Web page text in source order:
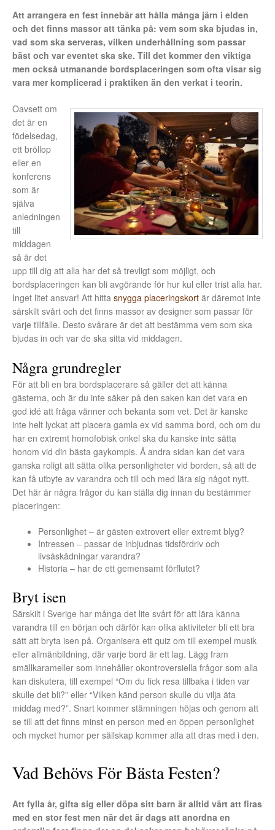
Att arrangera en fest innebär att hålla många järn i elden
och det finns massor att tänka på: vem som ska bjudas in,
vad som ska serveras, vilken underhållning som passar
bäst och var eventet ska ske. Till det kommer den viktiga
men också utmanande bordsplaceringen som ofta visar sig
vara mer komplicerad i praktiken än den verkat i teorin.
Oavsett om
det är en
födelsedag,
ett bröllop
eller en
konferens
som är
själva
anledningen
till
middagen
så är det
upp till dig att alla har det så trevligt som möjligt, och
bordsplaceringen kan bli avgörande för hur kul eller trist alla har.
Inget litet ansvar! Att hitta snygga placeringskort är däremot inte
särskilt svårt och det finns massor av designer som passar för
varje tillfälle. Desto svårare är det att bestämma vem som ska
bjudas in och var de ska sitta vid middagen.
Några grundregler
För att bli en bra bordsplacerare så gäller det att känna
gästerna, och är du inte säker på den saken kan det vara en
god idé att fråga vänner och bekanta som vet. Det är kanske
inte helt lyckat att placera gamla ex vid samma bord, och om du
har en extremt homofobisk onkel ska du kanske inte sätta
honom vid din bästa gaykompis. Å andra sidan kan det vara
ganska roligt att sätta olika personligheter vid borden, så att de
kan få utbyte av varandra och till och med lära sig något nytt.
Det här är några frågor du kan ställa dig innan du bestämmer
placeringen:
Personlighet – är gästen extrovert eller extremt blyg?
Intressen – passar de inbjudnas tidsfördriv och
livsåskådningar varandra?
Historia – har de ett gemensamt förflutet?
Bryt isen
Särskilt i Sverige har många det lite svårt för att lära känna
varandra till en början och därför kan olika aktiviteter bli ett bra
sätt att bryta isen på. Organisera ett quiz om till exempel musik
eller allmänbildning, där varje bord är ett lag. Lägg fram
smällkarameller som innehåller okontroversiella frågor som alla
kan diskutera, till exempel “Om du fick resa tillbaka i tiden var
skulle det bli?” eller “Vilken känd person skulle du vilja äta
middag med?”. Snart kommer stämningen höjas och genom att
se till att det finns minst en person med en öppen personlighet
och mycket humor per sällskap kommer alla att dras med i den.
Vad Behövs För Bästa Festen?
Att fylla år, gifta sig eller döpa sitt barn är alltid värt att firas
med en stor fest men när det är dags att anordna en